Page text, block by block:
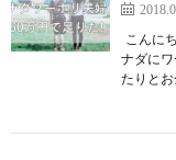
こんに
ナダに
たりと